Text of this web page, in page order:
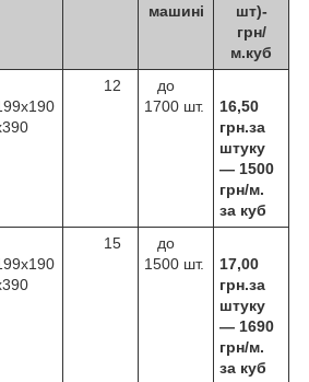
машині
шт)-
грн/
м.куб
12
до
1700 шт.
16,50
грн.за
штуку
— 1500
грн/м.
за куб
15
до
1500 шт.
17,00
грн.за
штуку
— 1690
грн/м.
за куб